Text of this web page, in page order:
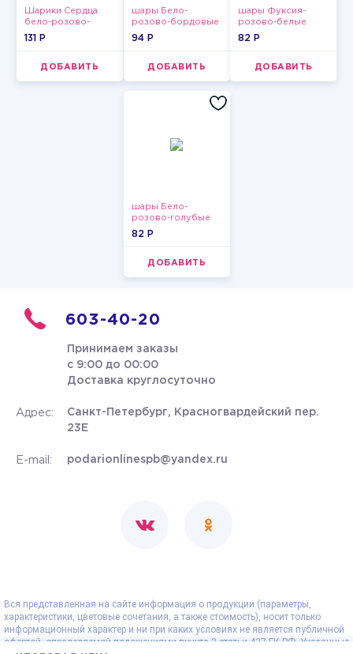
Шарики Сердца
бело-розово-
красные
131 P
ДОБАВИТЬ
шары Бело-
розово-бордовые
металлик
94 P
ДОБАВИТЬ
шары Фуксия-
розово-белые
пастельные
82 P
ДОБАВИТЬ
шары Бело-
розово-голубые
пастельные
82 P
ДОБАВИТЬ
603-40-20
Принимаем заказы
с 9:00 до 00:00
Доставка круглосуточно
Адрес:
Санкт-Петербург, Красногвардейский пер.
23Е
E-mail: podarionlinespb@yandex.ru
Вся представленная на сайте информация о продукции (параметры,
характеристики, цветовые сочетания, а также стоимость), носит только
информационный характер и ни при каких условиях не является публичной
офертой, определяемой положениями пункта 2 статьи 437 ГК РФ. Указанные